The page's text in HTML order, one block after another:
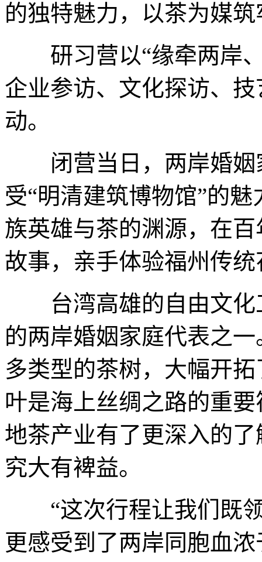
的独特魅力，以茶为媒
研习营以“缘牵两岸、
企业参访、文化探访、
动。
闭营当日，两岸婚姻
受“明清建筑博物馆”的
族英雄与茶的渊源，在
故事，亲手体验福州传
台湾高雄的自由文化
的两岸婚姻家庭代表之
多类型的茶树，大幅开
叶是海上丝绸之路的重
地茶产业有了更深入的
究大有裨益。
“这次行程让我们既领
更感受到了两岸同胞血